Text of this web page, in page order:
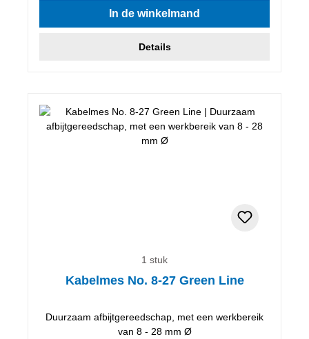
In de winkelmand
Details
1 stuk
Kabelmes No. 8-27 Green Line
Duurzaam afbijtgereedschap, met een werkbereik
van 8 - 28 mm Ø